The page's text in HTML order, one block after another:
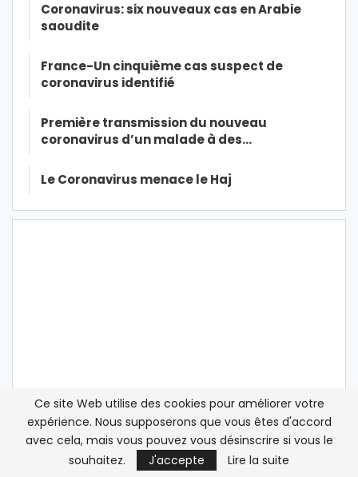
Coronavirus: six nouveaux cas en Arabie
saoudite
France-Un cinquième cas suspect de
coronavirus identifié
Première transmission du nouveau
coronavirus d’un malade à des…
Le Coronavirus menace le Haj
Ce site Web utilise des cookies pour améliorer votre
expérience. Nous supposerons que vous êtes d'accord
avec cela, mais vous pouvez vous désinscrire si vous le
souhaitez.
J'accepte Lire la suite